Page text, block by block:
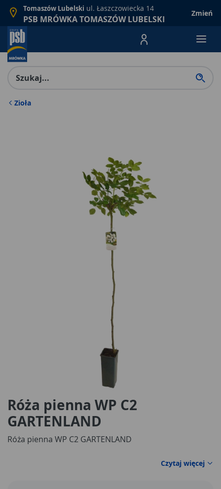
Tomaszów Lubelski ul. Łaszczowiecka 14
PSB MRÓWKA TOMASZÓW LUBELSKI
Zmień
Menu Produktów,
Zioła
Róża pienna WP C2
GARTENLAND
Róża pienna WP C2 GARTENLAND
Czytaj więcej